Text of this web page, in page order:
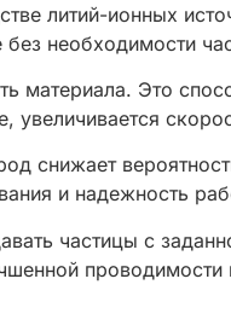
литий-ионных
необходимости
Это
увеличивается
снижает
и надежность
частицы с